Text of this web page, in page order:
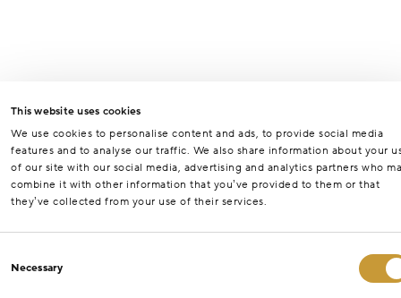
This website uses cookies
We use cookies to personalise content and ads, to provide social media
features and to analyse our traffic. We also share information about your
of our site with our social media, advertising and analytics partners who
combine it with other information that you’ve provided to them or that
they’ve collected from your use of their services.
Selection
Necessary